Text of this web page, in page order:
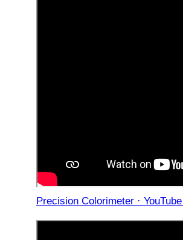
Precision Colorimeter ·